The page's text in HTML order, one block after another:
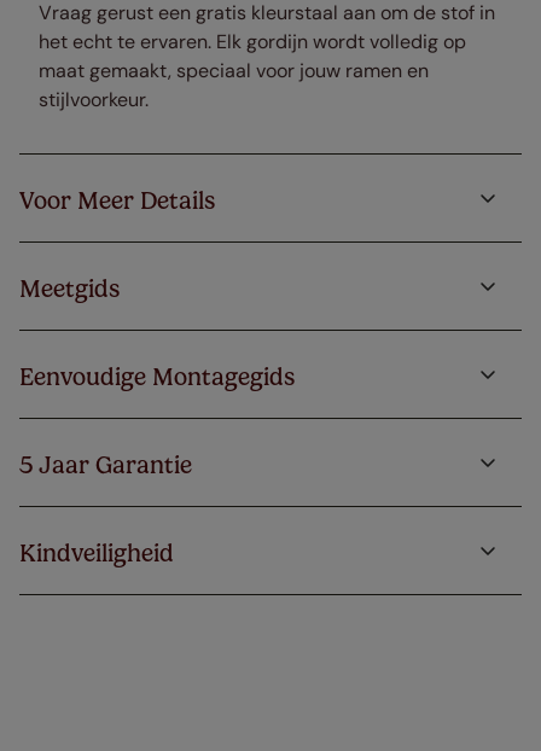
Vraag gerust een gratis kleurstaal aan om de stof in
het echt te ervaren. Elk gordijn wordt volledig op
maat gemaakt, speciaal voor jouw ramen en
stijlvoorkeur.
Voor Meer Details
Meetgids
Eenvoudige Montagegids
5 Jaar Garantie
Kindveiligheid